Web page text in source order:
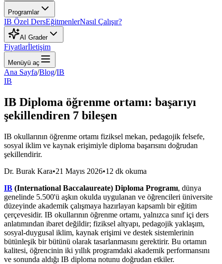
Programlar
IB Özel DersEğitmenlerNasıl Çalışır?
AI Grader
Fiyatlarİletişim
Menüyü aç
Ana Sayfa/Blog/IB
IB
IB Diploma öğrenme ortamı: başarıyı
şekillendiren 7 bileşen
IB okullarının öğrenme ortamı fiziksel mekan, pedagojik felsefe,
sosyal iklim ve kaynak erişimiyle diploma başarısını doğrudan
şekillendirir.
Dr. Burak Kara•21 Mayıs 2026•12 dk okuma
IB (International Baccalaureate) Diploma Programı, dünya
genelinde 5.500'ü aşkın okulda uygulanan ve öğrencileri üniversite
düzeyinde akademik çalışmaya hazırlayan kapsamlı bir eğitim
çerçevesidir. IB okullarının öğrenme ortamı, yalnızca sınıf içi ders
anlatımından ibaret değildir; fiziksel altyapı, pedagojik yaklaşım,
sosyal-duygusal iklim, kaynak erişimi ve destek sistemlerinin
bütünleşik bir bütünü olarak tasarlanmasını gerektirir. Bu ortamın
kalitesi, öğrencinin iki yıllık programdaki akademik performansını
ve sonunda aldığı IB diploma notunu doğrudan etkiler.